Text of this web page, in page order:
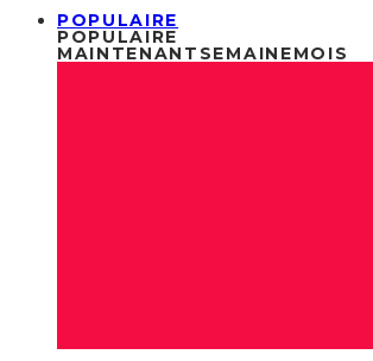
POPULAIRE
POPULAIRE
MAINTENANT SEMAINEMOIS